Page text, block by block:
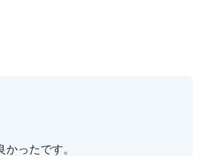
ったです。